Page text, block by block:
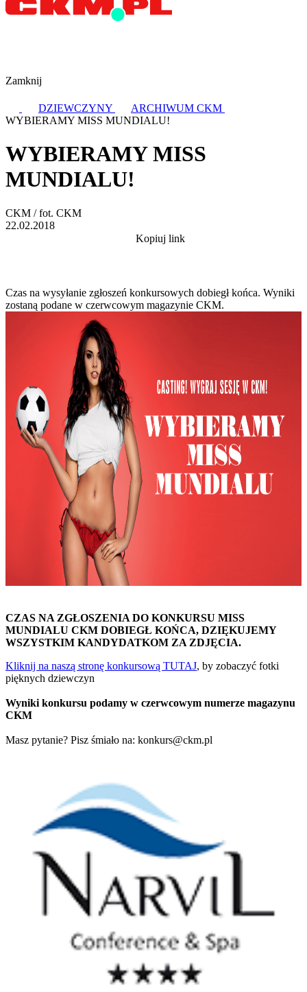
Zamknij
DZIEWCZYNY
ARCHIWUM CKM
WYBIERAMY MISS MUNDIALU!
WYBIERAMY MISS
MUNDIALU!
CKM / fot. CKM
22.02.2018
Kopiuj link
Czas na wysyłanie zgłoszeń konkursowych dobiegł końca. Wyniki
zostaną podane w czerwcowym magazynie CKM.
CZAS NA ZGŁOSZENIA DO KONKURSU MISS
MUNDIALU CKM DOBIEGŁ KOŃCA, DZIĘKUJEMY
WSZYSTKIM KANDYDATKOM ZA ZDJĘCIA.
Kliknij na naszą stronę konkursową TUTAJ, by zobaczyć fotki
pięknych dziewczyn
Wyniki konkursu podamy w czerwcowym numerze magazynu
CKM
Masz pytanie? Pisz śmiało na: konkurs@ckm.pl